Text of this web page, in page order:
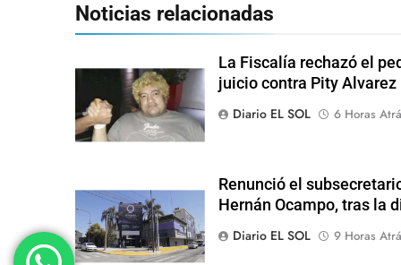
Noticias relacionadas
La Fiscalía rechazó el
juicio contra Pity Alvarez
Diario EL SOL
6 Horas
Renunció el
Hernán Ocampo, tras la
Diario EL SOL
9 Horas